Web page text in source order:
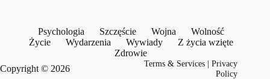
Psychologia Szczęście Wojna
Wolność
Życie
Wydarzenia Wywiady
Z życia wzięte
Zdrowie
Copyright © 2026
Terms & Services |Privacy
Policy